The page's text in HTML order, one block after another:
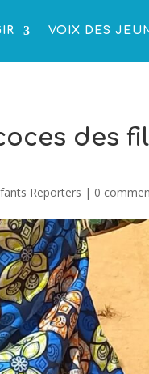
VOIX DES
des
Reporters | 0